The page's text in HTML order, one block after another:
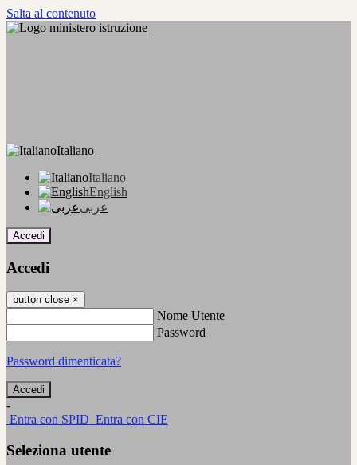
Salta al contenuto
Italiano
Italiano
English
عربى
Accedi
Accedi
button close ×
Nome Utente
Password
Password dimenticata?
-
Entra con SPID Entra con CIE
Seleziona utente